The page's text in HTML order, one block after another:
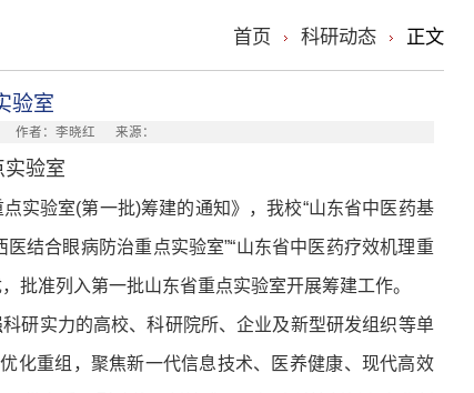
首页 科研动态 正文
验室
者：李晓红 来源：
实验室
实验室(第一批)筹建的通知》，我校“山东省中医药基
结合眼病防治重点实验室”“山东省中医药疗效机理重
批准列入第一批山东省重点实验室开展筹建工作。
研实力的高校、科研院所、企业及新型研发组织等单
化重组，聚焦新一代信息技术、医养健康、现代高效